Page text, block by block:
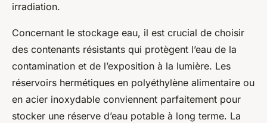
irradiation.
Concernant le stockage eau, il est crucial de choisir
des contenants résistants qui protègent l’eau de la
contamination et de l’exposition à la lumière. Les
réservoirs hermétiques en polyéthylène alimentaire ou
en acier inoxydable conviennent parfaitement pour
stocker une réserve d’eau potable à long terme. La